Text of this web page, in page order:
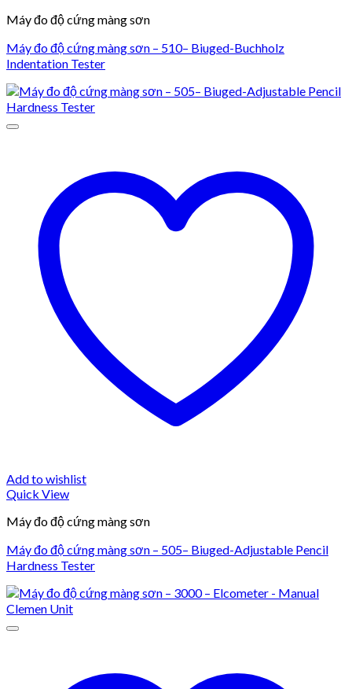
Máy đo độ cứng màng sơn
Máy đo độ cứng màng sơn – 510– Biuged-Buchholz
Indentation Tester
Add to wishlist
Quick View
Máy đo độ cứng màng sơn
Máy đo độ cứng màng sơn – 505– Biuged-Adjustable Pencil
Hardness Tester